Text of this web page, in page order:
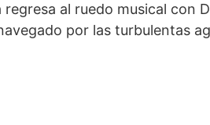
al ruedo musical con
por las turbulentas